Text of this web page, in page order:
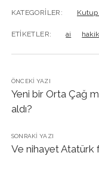
KATEGORILER: Kutup
ETIKETLER: ai
ÖNCEKI YAZI
Yeni bir Orta Çağ
aldı?
SONRAKI YAZI
Ve nihayet Atatürk